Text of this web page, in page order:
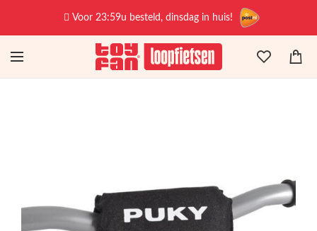
Voor 23:59u besteld, dinsdag in huis!